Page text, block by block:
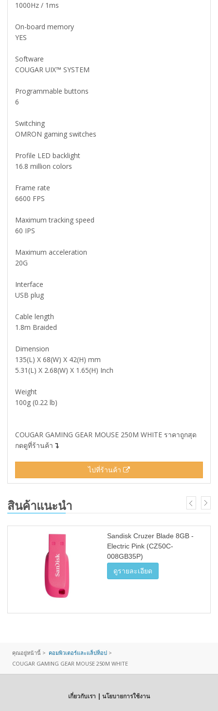
1000Hz / 1ms
On-board memory
YES
Software
COUGAR UIX™ SYSTEM
Programmable buttons
6
Switching
OMRON gaming switches
Profile LED backlight
16.8 million colors
Frame rate
6600 FPS
Maximum tracking speed
60 IPS
Maximum acceleration
20G
Interface
USB plug
Cable length
1.8m Braided
Dimension
135(L) X 68(W) X 42(H) mm
5.31(L) X 2.68(W) X 1.65(H) Inch
Weight
100g (0.22 lb)
COUGAR GAMING GEAR MOUSE 250M WHITE ราคาถูกสุด
กดดูที่ร้านค้า
ไปที่ร้านค้า
สินค้าแนะนำ
Sandisk Cruzer Blade 8GB -
Electric Pink (CZ50C-
008GB35P)
ดูรายละเอียด
คุณอยู่หน้านี้ > คอมพิวเตอร์และแล็ปท็อป >
COUGAR GAMING GEAR MOUSE 250M WHITE
เกี่ยวกับเรา | นโยบายการใช้งาน